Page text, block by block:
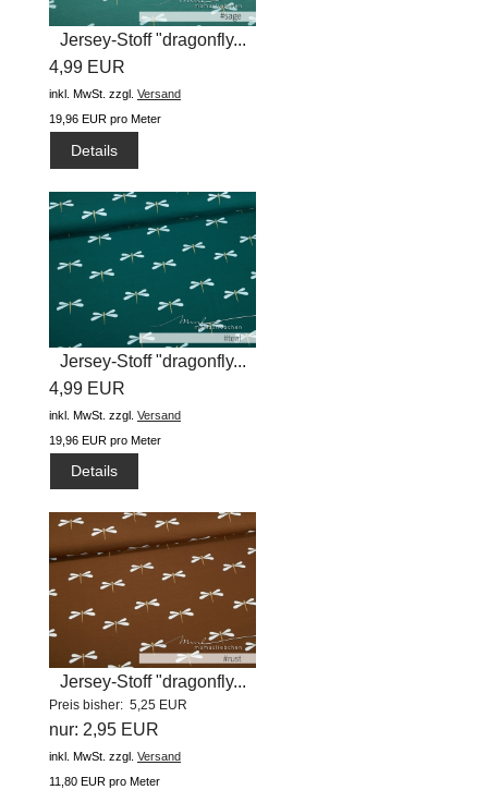
Jersey-Stoff "dragonfly...
4,99 EUR
inkl. MwSt. zzgl. Versand
19,96 EUR pro Meter
Details
Jersey-Stoff "dragonfly...
4,99 EUR
inkl. MwSt. zzgl. Versand
19,96 EUR pro Meter
Details
Jersey-Stoff "dragonfly...
Preis bisher: 5,25 EUR
nur: 2,95 EUR
inkl. MwSt. zzgl. Versand
11,80 EUR pro Meter